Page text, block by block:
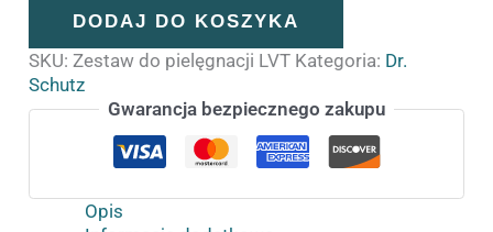
DODAJ DO KOSZYKA
SKU:Zestaw do pielęgnacji LVT Kategoria: Dr.
Schutz
Gwarancja bezpiecznego zakupu
Opis